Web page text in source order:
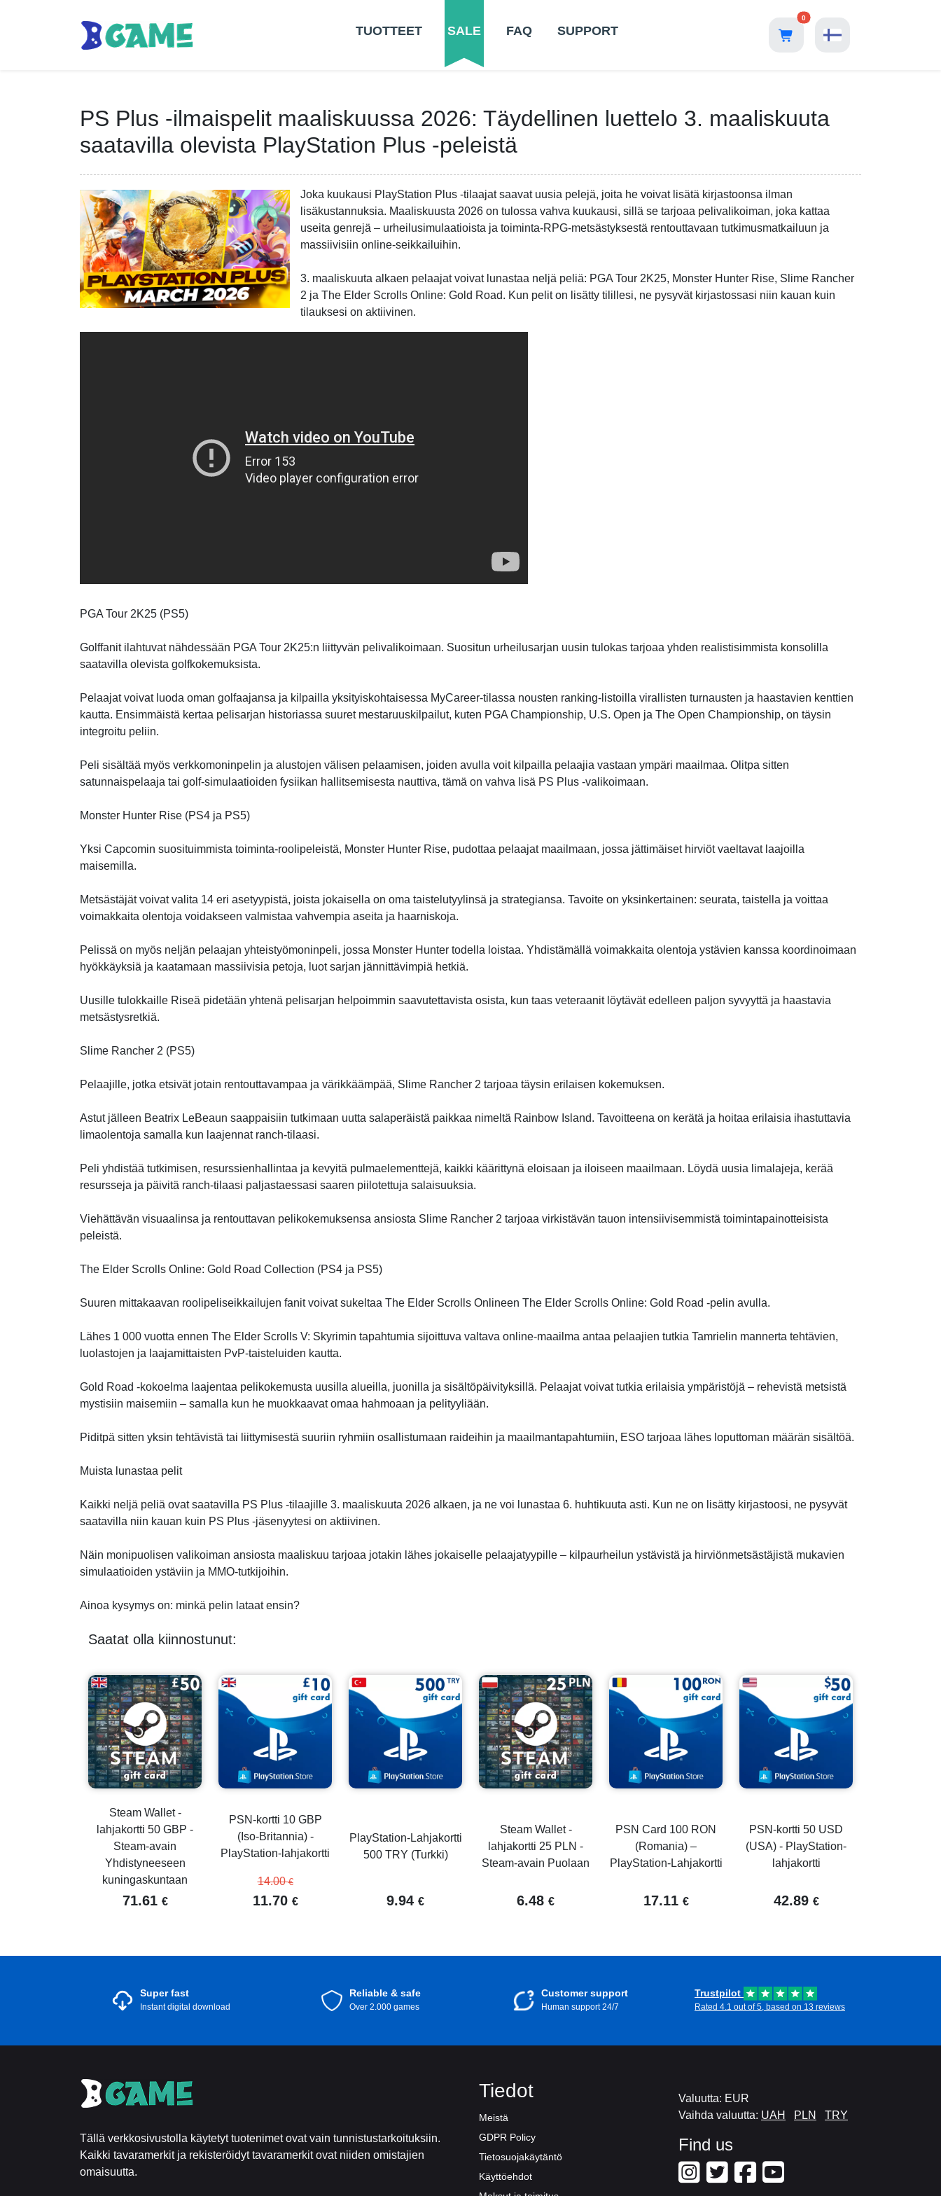
TUOTTEET SALE FAQ SUPPORT
0
PS Plus -ilmaispelit maaliskuussa 2026: Täydellinen luettelo 3. maaliskuuta
saatavilla olevista PlayStation Plus -peleistä
Joka kuukausi PlayStation Plus -tilaajat saavat uusia pelejä, joita he voivat lisätä kirjastoonsa ilman
lisäkustannuksia. Maaliskuusta 2026 on tulossa vahva kuukausi, sillä se tarjoaa pelivalikoiman, joka kattaa
useita genrejä – urheilusimulaatioista ja toiminta-RPG-metsästyksestä rentouttavaan tutkimusmatkailuun ja
massiivisiin online-seikkailuihin.
3. maaliskuuta alkaen pelaajat voivat lunastaa neljä peliä: PGA Tour 2K25, Monster Hunter Rise, Slime Rancher
2 ja The Elder Scrolls Online: Gold Road. Kun pelit on lisätty tilillesi, ne pysyvät kirjastossasi niin kauan kuin
tilauksesi on aktiivinen.
PGA Tour 2K25 (PS5)
Golffanit ilahtuvat nähdessään PGA Tour 2K25:n liittyvän pelivalikoimaan. Suositun urheilusarjan uusin tulokas tarjoaa yhden realistisimmista konsolilla
saatavilla olevista golfkokemuksista.
Pelaajat voivat luoda oman golfaajansa ja kilpailla yksityiskohtaisessa MyCareer-tilassa nousten ranking-listoilla virallisten turnausten ja haastavien kenttien
kautta. Ensimmäistä kertaa pelisarjan historiassa suuret mestaruuskilpailut, kuten PGA Championship, U.S. Open ja The Open Championship, on täysin
integroitu peliin.
Peli sisältää myös verkkomoninpelin ja alustojen välisen pelaamisen, joiden avulla voit kilpailla pelaajia vastaan ​​ympäri maailmaa. Olitpa sitten
satunnaispelaaja tai golf-simulaatioiden fysiikan hallitsemisesta nauttiva, tämä on vahva lisä PS Plus -valikoimaan.
Monster Hunter Rise (PS4 ja PS5)
Yksi Capcomin suosituimmista toiminta-roolipeleistä, Monster Hunter Rise, pudottaa pelaajat maailmaan, jossa jättimäiset hirviöt vaeltavat laajoilla
maisemilla.
Metsästäjät voivat valita 14 eri asetyypistä, joista jokaisella on oma taistelutyylinsä ja strategiansa. Tavoite on yksinkertainen: seurata, taistella ja voittaa
voimakkaita olentoja voidakseen valmistaa vahvempia aseita ja haarniskoja.
Pelissä on myös neljän pelaajan yhteistyömoninpeli, jossa Monster Hunter todella loistaa. Yhdistämällä voimakkaita olentoja ystävien kanssa koordinoimaan
hyökkäyksiä ja kaatamaan massiivisia petoja, luot sarjan jännittävimpiä hetkiä.
Uusille tulokkaille Riseä pidetään yhtenä pelisarjan helpoimmin saavutettavista osista, kun taas veteraanit löytävät edelleen paljon syvyyttä ja haastavia
metsästysretkiä.
Slime Rancher 2 (PS5)
Pelaajille, jotka etsivät jotain rentouttavampaa ja värikkäämpää, Slime Rancher 2 tarjoaa täysin erilaisen kokemuksen.
Astut jälleen Beatrix LeBeaun saappaisiin tutkimaan uutta salaperäistä paikkaa nimeltä Rainbow Island. Tavoitteena on kerätä ja hoitaa erilaisia ​​ihastuttavia
limaolentoja samalla kun laajennat ranch-tilaasi.
Peli yhdistää tutkimisen, resurssienhallintaa ja kevyitä pulmaelementtejä, kaikki käärittynä eloisaan ja iloiseen maailmaan. Löydä uusia limalajeja, kerää
resursseja ja päivitä ranch-tilaasi paljastaessasi saaren piilotettuja salaisuuksia.
Viehättävän visuaalinsa ja rentouttavan pelikokemuksensa ansiosta Slime Rancher 2 tarjoaa virkistävän tauon intensiivisemmistä toimintapainotteisista
peleistä.
The Elder Scrolls Online: Gold Road Collection (PS4 ja PS5)
Suuren mittakaavan roolipeliseikkailujen fanit voivat sukeltaa The Elder Scrolls Onlineen The Elder Scrolls Online: Gold Road -pelin avulla.
Lähes 1 000 vuotta ennen The Elder Scrolls V: Skyrimin tapahtumia sijoittuva valtava online-maailma antaa pelaajien tutkia Tamrielin mannerta tehtävien,
luolastojen ja laajamittaisten PvP-taisteluiden kautta.
Gold Road -kokoelma laajentaa pelikokemusta uusilla alueilla, juonilla ja sisältöpäivityksillä. Pelaajat voivat tutkia erilaisia ​​ympäristöjä – rehevistä metsistä
mystisiin maisemiin – samalla kun he muokkaavat omaa hahmoaan ja pelityyliään.
Piditpä sitten yksin tehtävistä tai liittymisestä suuriin ryhmiin osallistumaan raideihin ja maailmantapahtumiin, ESO tarjoaa lähes loputtoman määrän sisältöä.
Muista lunastaa pelit
Kaikki neljä peliä ovat saatavilla PS Plus -tilaajille 3. maaliskuuta 2026 alkaen, ja ne voi lunastaa 6. huhtikuuta asti. Kun ne on lisätty kirjastoosi, ne pysyvät
saatavilla niin kauan kuin PS Plus -jäsenyytesi on aktiivinen.
Näin monipuolisen valikoiman ansiosta maaliskuu tarjoaa jotakin lähes jokaiselle pelaajatyypille – kilpaurheilun ystävistä ja hirviönmetsästäjistä mukavien
simulaatioiden ystäviin ja MMO-tutkijoihin.
Ainoa kysymys on: minkä pelin lataat ensin?
Saatat olla kiinnostunut:
Steam Wallet -
lahjakortti 50 GBP -
Steam-avain
Yhdistyneeseen
kuningaskuntaan
71.61 €
PSN-kortti 10 GBP
(Iso-Britannia) -
PlayStation-lahjakortti
14.00€
11.70 €
PlayStation-Lahjakortti
500 TRY (Turkki)
9.94 €
Steam Wallet -
lahjakortti 25 PLN -
Steam-avain Puolaan
6.48 €
PSN Card 100 RON
(Romania) –
PlayStation-Lahjakortti
17.11 €
PSN-kortti 50 USD
(USA) - PlayStation-
lahjakortti
42.89 €
Super fast
Instant digital download
Reliable & safe
Over 2.000 games
Customer support
Human support 24/7
Trustpilot
Rated 4.1 out of 5, based on 13 reviews
Tällä verkkosivustolla käytetyt tuotenimet ovat vain tunnistustarkoituksiin.
Kaikki tavaramerkit ja rekisteröidyt tavaramerkit ovat niiden omistajien
omaisuutta.
Tiedot
Meistä
GDPR Policy
Tietosuojakäytäntö
Käyttöehdot
Valuutta: EUR
Vaihda valuutta: UAH PLN TRY
Find us